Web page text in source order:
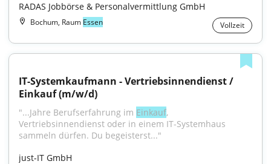
RADAS Jobbörse & Personalvermittlung GmbH
Bochum, Raum Essen Vollzeit
IT-Systemkaufmann - Vertriebsinnendienst /
Einkauf (m/w/d)
"...Jahre Berufserfahrung im Einkauf,
Vertriebsinnendienst oder in einem IT-Systemhaus
sammeln dürfen. Du begeisterst..."
just-IT GmbH